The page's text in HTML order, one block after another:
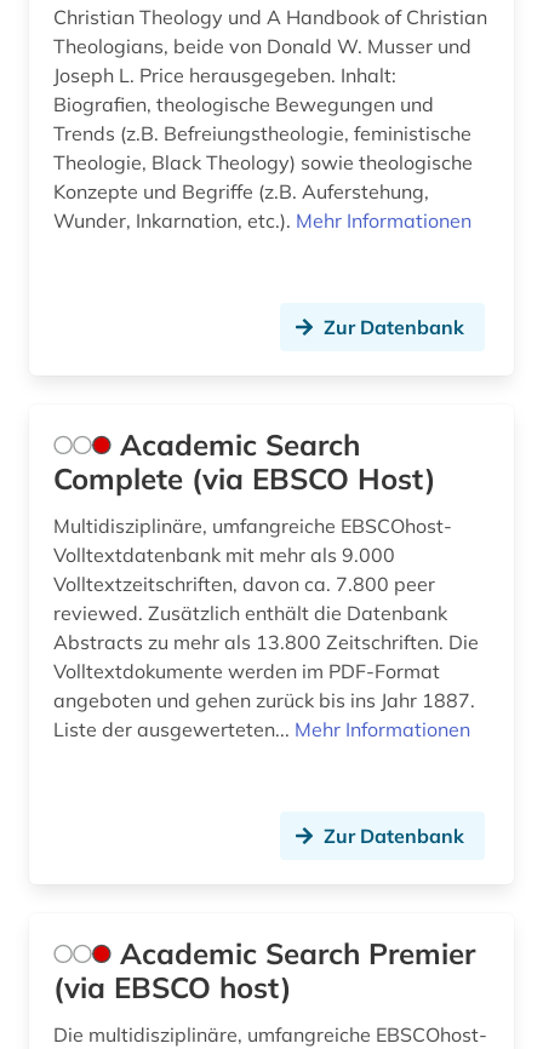
bremische evangelische kirche (1)
brief (4)
briefsammlung (6)
british academy (1)
buchgestaltung (1)
buchhandel (2)
buchkunde (1)
buchkunst (1)
buchrolle (1)
buddha (1)
buddhismus (16)
byzantinistik (4)
böhmische länder (1)
calvin (2)
Christian Theology und A Handbook of Christian
Theologians, beide von Donald W. Musser und
Joseph L. Price herausgegeben. Inhalt:
Biografien, theologische Bewegungen und
Trends (z.B. Befreiungstheologie, feministische
Theologie, Black Theology) sowie theologische
Konzepte und Begriffe (z.B. Auferstehung,
Wunder, Inkarnation, etc.). Mehr Informationen
Zur Datenbank
Academic Search
Complete (via EBSCO Host)
Multidisziplinäre, umfangreiche EBSCOhost-
Volltextdatenbank mit mehr als 9.000
Volltextzeitschriften, davon ca. 7.800 peer
reviewed. Zusätzlich enthält die Datenbank
Abstracts zu mehr als 13.800 Zeitschriften. Die
Volltextdokumente werden im PDF-Format
angeboten und gehen zurück bis ins Jahr 1887.
Liste der ausgewerteten... Mehr Informationen
Zur Datenbank
Academic Search Premier
(via EBSCO host)
Die multidisziplinäre, umfangreiche EBSCOhost-